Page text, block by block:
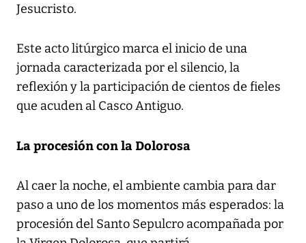
Jesucristo.
Este acto litúrgico marca el inicio de una
jornada caracterizada por el silencio, la
reflexión y la participación de cientos de fieles
que acuden al Casco Antiguo.
La procesión con la Dolorosa
Al caer la noche, el ambiente cambia para dar
paso a uno de los momentos más esperados: la
procesión del Santo Sepulcro acompañada por